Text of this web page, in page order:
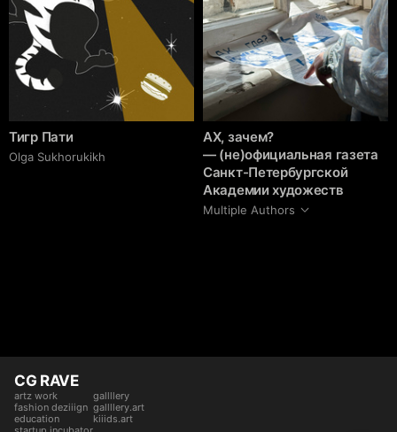
Тигр Пати
Olga Sukhorukikh
АХ, зачем?
— (не)официальная газета
Санкт-Петербургской
Академии художеств
Multiple Authors
CG RAVE
artz work
fashion deziiign
education
gallllery
gallllery.art
kiiids.art